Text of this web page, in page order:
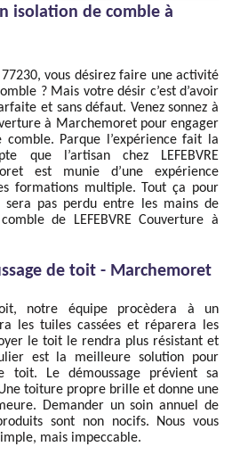
isolation de comble à
vous désirez faire une activité
? Mais votre désir c’est d’avoir
et sans défaut. Venez sonnez à
à Marchemoret pour engager
Parque l’expérience fait la
que l’artisan chez LEFEBVRE
est munie d’une expérience
formations multiple. Tout ça pour
pas perdu entre les mains de
de LEFEBVRE Couverture à
de toit - Marchemoret
notre équipe procèdera à un
les tuiles cassées et réparera les
le toit le rendra plus résistant et
est la meilleure solution pour
toit. Le démoussage prévient sa
toiture propre brille et donne une
Demander un soin annuel de
sont non nocifs. Nous vous
mais impeccable.